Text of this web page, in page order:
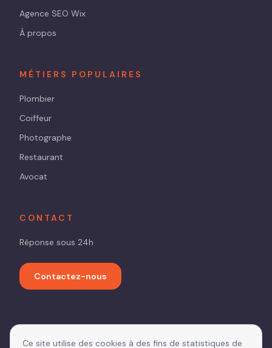
Agence SEO Wix
À propos
MÉTIERS POPULAIRES
Plombier
Coiffeur
Photographe
Restaurant
Avocat
CONTACT
Réponse sous 24h
Contactez-nous
©2026referenceur-wix.fr — Expert SEO Wix n°1 Marketplace WIX.
Ce site utilise des cookies à des fins de statistiques de